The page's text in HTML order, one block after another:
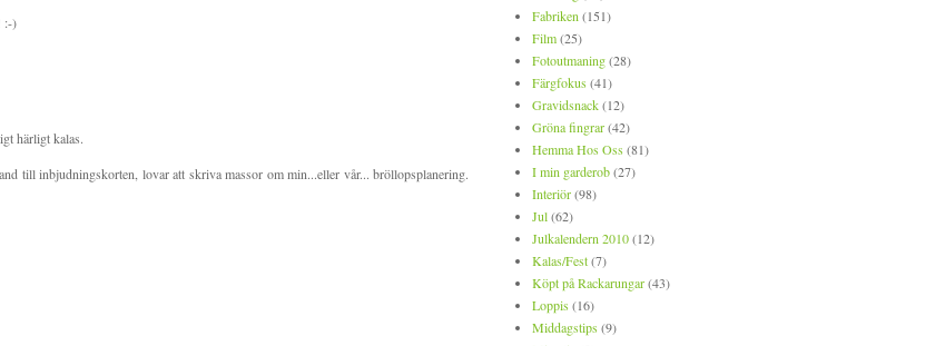
:-)
härligt kalas.
till inbjudningskorten, lovar att skriva massor om min...eller vår... bröllopsplanering.
Fabriken (151)
Film(25)
Fotoutmaning(28)
Färgfokus (41)
Gravidsnack(12)
Gröna fingrar(42)
Hemma Hos Oss (81)
I min garderob(27)
Interiör(98)
Jul(62)
Julkalendern 2010(12)
Kalas/Fest(7)
Köpt på Rackarungar(43)
Loppis (16)
Middagstips (9)